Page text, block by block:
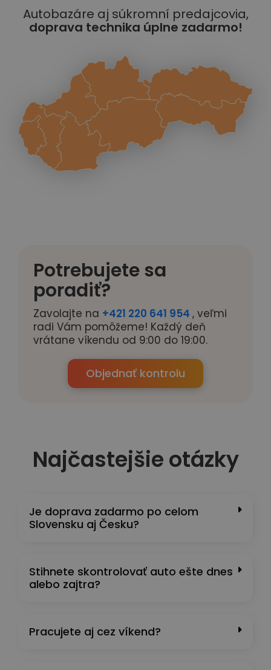
Autobazáre aj súkromní predajcovia,
doprava technika úplne zadarmo!
Potrebujete sa
poradiť?
Zavolajte na +421 220 641 954 , veľmi
radi Vám pomôžeme! Každý deň
vrátane víkendu od 9:00 do 19:00.
Objednať kontrolu
Najčastejšie otázky
Je doprava zadarmo po celom
Slovensku aj Česku?
Stihnete skontrolovať auto ešte dnes
alebo zajtra?
Pracujete aj cez víkend?